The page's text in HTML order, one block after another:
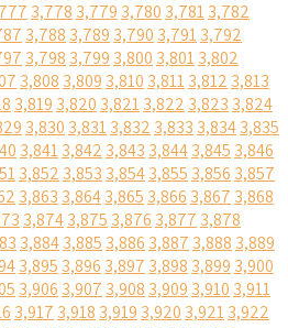
3,778 3,779 3,780 3,7813,782
3,788 3,789 3,790 3,7913,792
3,798 3,799 3,800 3,8013,802
3,808 3,809 3,810 3,8113,812 3,813
3,819 3,820 3,8213,822 3,823 3,824
3,830 3,8313,832 3,833 3,8343,835
3,8413,842 3,843 3,8443,845 3,846
3,852 3,853 3,8543,855 3,856 3,857
3,863 3,8643,865 3,866 3,867 3,868
3,8743,875 3,876 3,877 3,878
3,8843,885 3,886 3,887 3,888 3,889
3,895 3,896 3,897 3,898 3,899 3,900
3,906 3,907 3,908 3,909 3,910 3,911
3,917 3,918 3,919 3,920 3,9213,922